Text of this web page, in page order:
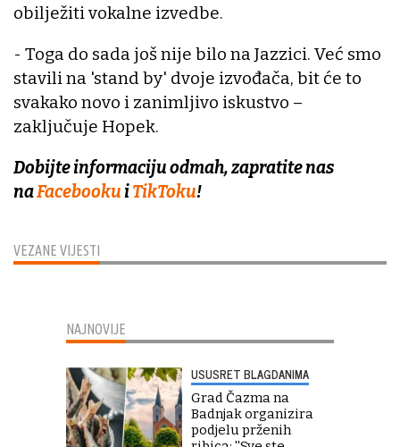
VEZANE VIJESTI
obilježiti vokalne izvedbe.
- Toga do sada još nije bilo na Jazzici. Već smo
stavili na 'stand by' dvoje izvođača, bit će to
svakako novo i zanimljivo iskustvo –
zaključuje Hopek.
Dobijte informaciju odmah, zapratite nas
naFacebookuiTikToku!
NAJNOVIJE
USUSRET BLAGDANIMA
Grad Čazma na
Badnjak organizira
podjelu prženih